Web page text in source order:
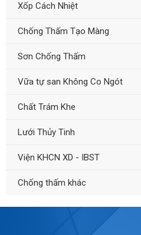
Xốp Cách Nhiệt
Chống Thấm Tạo Màng
Sơn Chống Thấm
Vữa tự san Không Co Ngót
Chất Trám Khe
Lưới Thủy Tinh
Viện KHCN XD - IBST
Chống thấm khác